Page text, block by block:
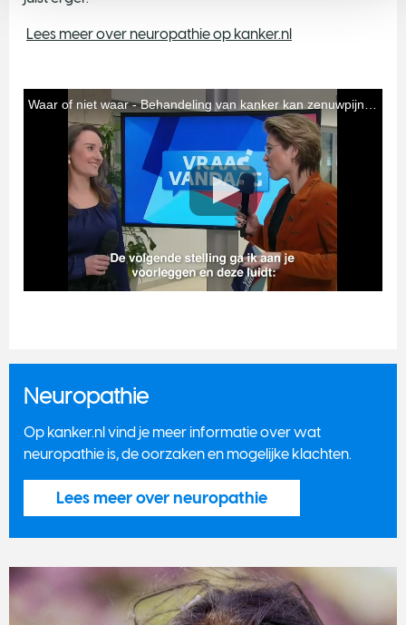
Lees meer over neuropathie op kanker.nl
Neuropathie
Op kanker.nl vind je meer informatie over wat
neuropathie is, de oorzaken en mogelijke klachten.
Lees meer over neuropathie